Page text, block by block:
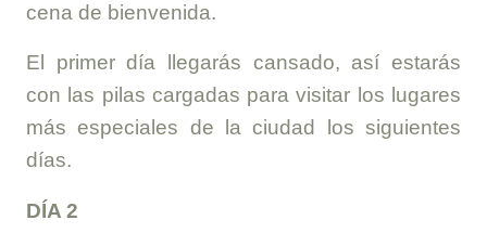
cena de bienvenida.
El primer día llegarás cansado, así estarás
con las pilas cargadas para visitar los lugares
más especiales de la ciudad los siguientes
días.
DÍA 2